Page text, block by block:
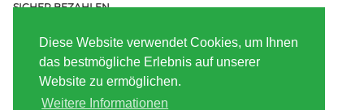
Diese Website verwendet Cookies, um Ihnen
das bestmögliche Erlebnis auf unserer
Website zu ermöglichen.
Weitere Informationen
SICHER BEZAHLEN
SCHNELL VERSENDET